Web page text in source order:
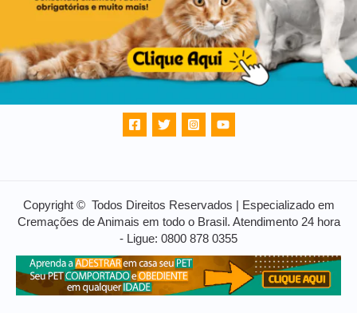
Copyright © Todos Direitos Reservados | Especializado em
Cremações de Animais em todo o Brasil. Atendimento 24 hora
- Ligue: 0800 878 0355